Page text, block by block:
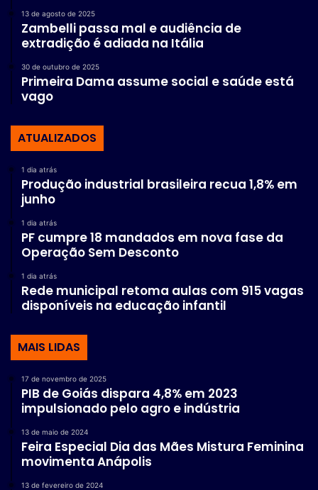
13 de agosto de 2025
Zambelli passa mal e audiência de
extradição é adiada na Itália
30 de outubro de 2025
Primeira Dama assume social e saúde está
vago
ATUALIZADOS
1 dia atrás
Produção industrial brasileira recua 1,8% em
junho
1 dia atrás
PF cumpre 18 mandados em nova fase da
Operação Sem Desconto
1 dia atrás
Rede municipal retoma aulas com 915 vagas
disponíveis na educação infantil
MAIS LIDAS
17 de novembro de 2025
PIB de Goiás dispara 4,8% em 2023
impulsionado pelo agro e indústria
13 de maio de 2024
Feira Especial Dia das Mães Mistura Feminina
movimenta Anápolis
13 de fevereiro de 2024